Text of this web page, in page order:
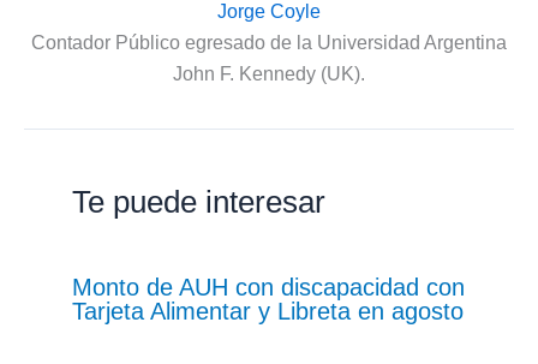
Jorge Coyle
Contador Público egresado de la Universidad Argentina
John F. Kennedy (UK).
Te puede interesar
Monto de AUH con discapacidad con
Tarjeta Alimentar y Libreta en agosto